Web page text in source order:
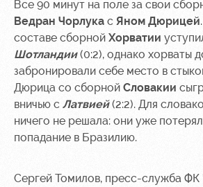
Все 90 минут на поле за свои
Ведран Чорлука с Яном Дюрицей
составе сборной Хорватии
Шотландии(0:2), однако хорваты
забронировали себе место в
Дюрица со сборной Словакии
вничью с Латвией(2:2). Для
ничего не решала: они уже
попадание в Бразилию.
Сергей Томилов, пресс-служба ФК